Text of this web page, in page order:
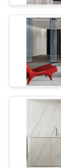
ÜBER
UNS
KONTAKT
UNS